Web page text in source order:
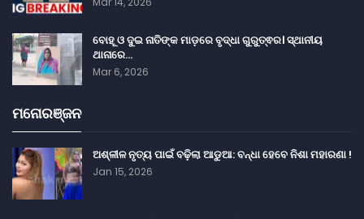
ବୋହୂ ଓ ଦୁଇ ନାତିଙ୍କ ମାଡ଼ରେ ବୃଦ୍ଧା ଗୁରୁତ୍ଵର। ସ୍ଥାନୀୟ
ଥାନାରେ…
Mar 6, 2026
ମନୋରଞ୍ଜନ
ଅଶ୍ଳୀଳ ନୃତ୍ୟ ପାଇଁ ବଢ଼ିଲା ଆଡୁଆ: ବନ୍ଧା ହେବେ ନିଶା ମହାରଣା !
Jan 15, 2026